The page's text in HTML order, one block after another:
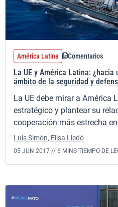
América Latina Comentarios
La UE y América Latina:
ámbito de la seguridad y
La UE debe mirar a América
estratégico y plantear su
cooperación más estrecha
Luis Simón, Elisa Lledó
05 JUN 2017 // 6 MINS TIEMPO DE